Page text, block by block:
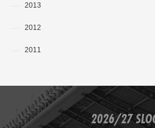
2013
2012
2011
2026/27